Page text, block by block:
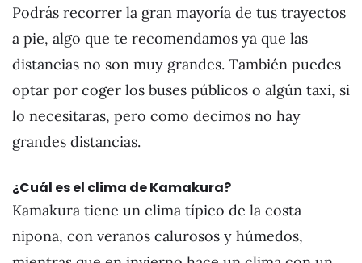
Podrás recorrer la gran mayoría de tus trayectos
a pie, algo que te recomendamos ya que las
distancias no son muy grandes. También puedes
optar por coger los buses públicos o algún taxi, si
lo necesitaras, pero como decimos no hay
grandes distancias.
¿Cuál es el clima de Kamakura?
Kamakura tiene un clima típico de la costa
nipona, con veranos calurosos y húmedos,